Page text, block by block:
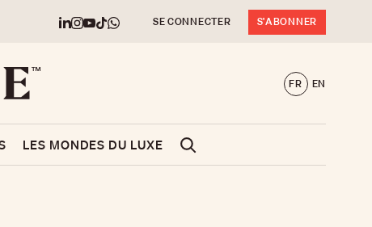
SE CONNECTER S'ABONNER
FR EN
LES MONDES DU LUXE